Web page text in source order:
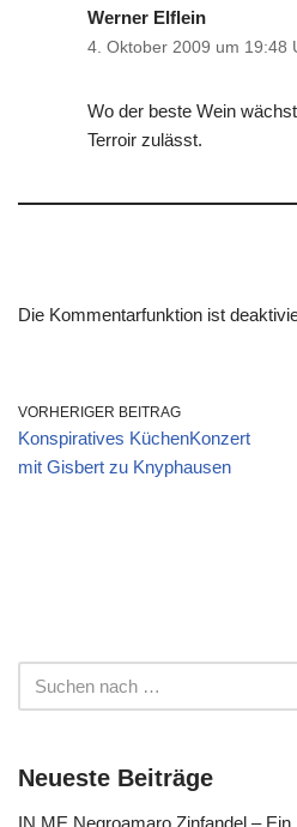
Werner Elflein
4. Oktober 2009 um 19:48
Wo der beste Wein
Terroir zulässt.
Die Kommentarfunktion ist
VORHERIGER BEITRAG
Konspiratives KüchenKonzert
mit Gisbert zu Knyphausen
Neueste Beiträge
IN ME Negroamaro Zinfandel –